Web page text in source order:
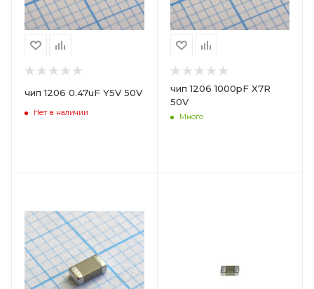
чип 1206 0.47uF Y5V 50V
Нет в наличии
чип 1206 1000pF X7R
50V
Много